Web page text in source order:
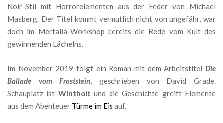
Noir-Stil mit Horrorelementen aus der Feder von Michael
Masberg. Der Titel kommt vermutlich nicht von ungefähr, war
doch im Mertalia-Workshop bereits die Rede vom Kult des
gewinnenden Lächelns.
Im November 2019 folgt ein Roman mit dem Arbeitstitel Die
Ballade vom Froststein, geschrieben von David Grade.
Schauplatz ist Wintholt und die Geschichte greift Elemente
aus dem Abenteuer Türme im Eis auf.